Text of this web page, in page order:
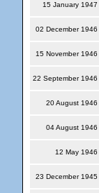
15 January 1947
02 December 1946
15 November 1946
22 September 1946
20 August 1946
04 August 1946
12 May 1946
23 December 1945